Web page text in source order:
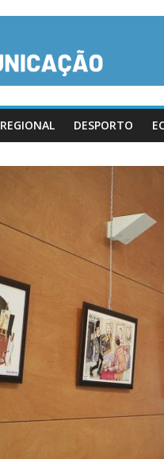
REGIONAL DESPORTO